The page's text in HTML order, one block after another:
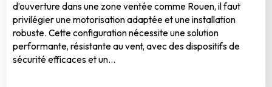
d’ouverture dans une zone ventée comme Rouen, il faut
privilégier une motorisation adaptée et une installation
robuste. Cette configuration nécessite une solution
performante, résistante au vent, avec des dispositifs de
sécurité efficaces et un...